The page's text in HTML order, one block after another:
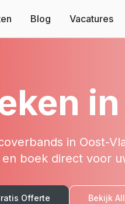
Blog Vacatures
in
in Oost-
en boek direct voor
Offerte Bekijk